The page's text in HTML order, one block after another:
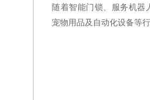
随着智能门锁、服务机器
宠物用品及自动化设备等